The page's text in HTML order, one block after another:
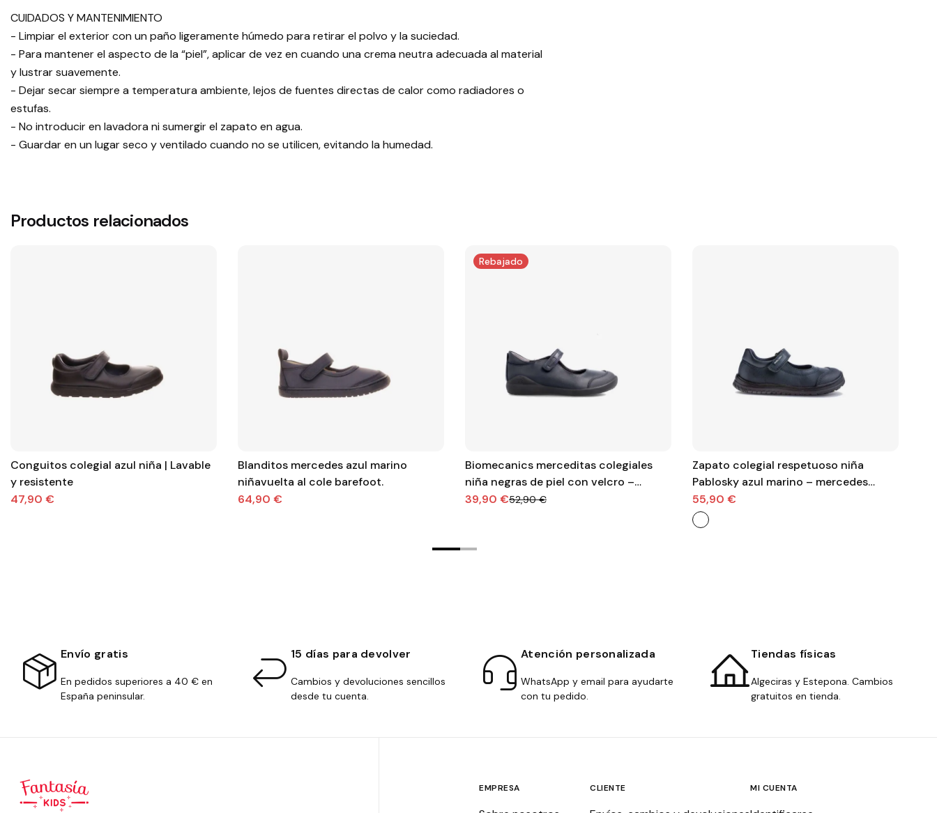
CUIDADOS Y MANTENIMIENTO
- Limpiar el exterior con un paño ligeramente húmedo para retirar el polvo y la suciedad.
- Para mantener el aspecto de la “piel”, aplicar de vez en cuando una crema neutra adecuada al material
y lustrar suavemente.
- Dejar secar siempre a temperatura ambiente, lejos de fuentes directas de calor como radiadores o
estufas.
- No introducir en lavadora ni sumergir el zapato en agua.
- Guardar en un lugar seco y ventilado cuando no se utilicen, evitando la humedad.
Productos relacionados
Conguitos colegial azul niña | Lavable
y resistente
47,90 €
Blanditos mercedes azul marino
niñavuelta al cole barefoot.
64,90 €
Rebajado
Biomecanics merceditas colegiales
niña negras de piel con velcro –
hechas en España
39,90 €52,90 €
Zapato colegial respetuoso niña
Pablosky azul marino – mercedes
barefoot con velcro
55,90 €
Envío gratis
En pedidos superiores a 40 € en
España peninsular.
15 días para devolver
Cambios y devoluciones sencillos
desde tu cuenta.
Atención personalizada
WhatsApp y email para ayudarte
con tu pedido.
Tiendas físicas
Algeciras y Estepona. Cambios
gratuitos en tienda.
EMPRESA CLIENTE MI CUENTA